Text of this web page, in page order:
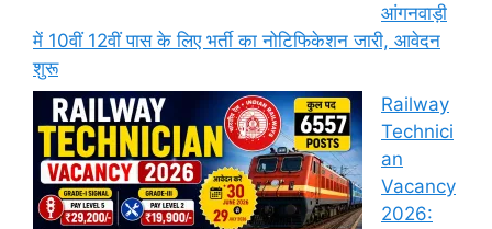
आंगनवाड़ी
में 10वीं 12वीं पास के लिए भर्ती का नोटिफिकेशन जारी, आवेदन
शुरू
Railway
Technici
an
Vacancy
2026: